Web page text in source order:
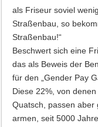
als Friseur soviel
Straßenbau, so
Straßenbau!“
Beschwert sich eine
das als Beweis der
für den „Gender Pay
Diese 22%, von
Quatsch, passen aber
armen, seit 5000